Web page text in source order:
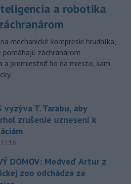
a robotika
mechanické kompresie hrudníka,
záchranárom
premiestniť ho na miesto, kam
vyzýva T. Tarabu, aby
zrušenie uznesení k
DOMOV: Medveď Artur z
zoo odchádza za